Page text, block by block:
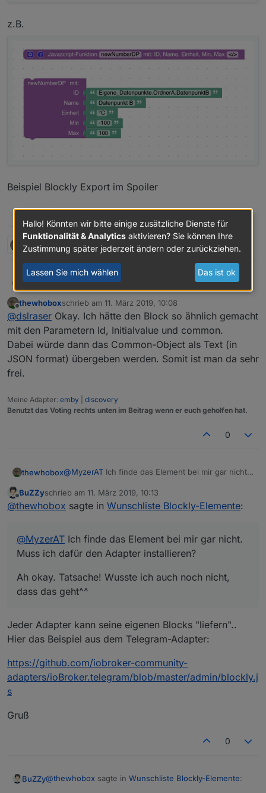
z.B.
Beispiel Blockly Export im Spoiler
Spoiler
2 Antworten 5
dslraser@thewhobox
@kmxak
Neue Datenpunkte erstellen, direkt mit allen wichtigen
Angaben wie z.B. button, switch, string, SmartName
(für iot/cloud)
Im Moment gibt es keinen Baustein, nur einen
Umweg.
z.B.
z.B.
Spoiler
Offline
thewhoboxschrieb am 11. März 2019, 10:08
zuletzt editiert von
@dslraser Okay. Ich hätte den Block so ähnlich gemacht
mit den Parametern Id, Initialvalue und common.
Dabei würde dann das Common-Object als Text (in
JSON format) übergeben werden. Somit ist man da sehr
frei.
Meine Adapter: emby
discovery
Benutzt das Voting rechts unten im Beitrag wenn er euch geholfen hat.
0
thewhobox@MyzerAT Ich finde das Element bei mir gar nicht.
Ah okay. Tatsache! Wusste ich auch noch nicht,
dass das geht^^
Offline
BuZZyschrieb am 11. März 2019, 10:13
zuletzt editiert von
@thewhobox sagte in Wunschliste Blockly-Elemente:
@MyzerAT Ich finde das Element bei mir gar nicht.
Muss ich dafür den Adapter installieren?
Ah okay. Tatsache! Wusste ich auch noch nicht,
dass das geht^^
Jeder Adapter kann seine eigenen Blocks "liefern"..
Hier das Beispiel aus dem Telegram-Adapter:
https://github.com/iobroker-community-
adapters/ioBroker.telegram/blob/master/admin/blockly.j
s
Gruß
0
BuZZy@thewhobox sagte in Wunschliste Blockly-Elemente:
Hallo! Könnten wir bitte einige zusätzliche Dienste für
Funktionalität & Analytics aktivieren? Sie können Ihre
Zustimmung später jederzeit ändern oder zurückziehen.
Lassen Sie mich wählen Das ist ok